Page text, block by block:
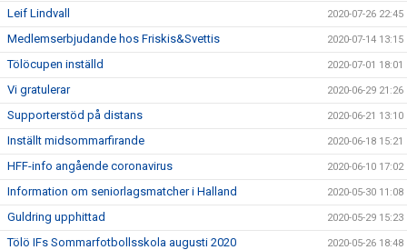
Leif Lindvall 2020-07-26 22:45
Medlemserbjudande hos Friskis&Svettis 2020-07-14 13:15
Tölöcupen inställd 2020-07-01 18:01
Vi gratulerar 2020-06-29 21:26
Supporterstöd på distans 2020-06-21 13:10
Inställt midsommarfirande 2020-06-18 15:21
HFF-info angående coronavirus 2020-06-10 17:02
Information om seniorlagsmatcher i Halland 2020-05-30 11:08
Guldring upphittad 2020-05-29 15:23
Tölö IFs Sommarfotbollsskola augusti 2020 2020-05-26 18:48